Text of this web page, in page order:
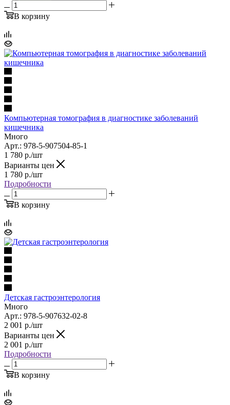
В корзину
Компьютерная томография в диагностике заболеваний
кишечника
Много
Арт.: 978-5-907504-85-1
1 780 р./шт
Варианты цен
1 780 р./шт
Подробности
В корзину
Детская гастроэнтерология
Много
Арт.: 978-5-907632-02-8
2 001 р./шт
Варианты цен
2 001 р./шт
Подробности
В корзину